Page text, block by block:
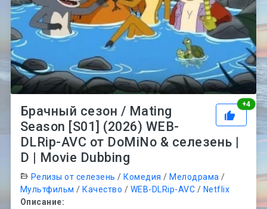
+4
Брачный сезон / Mating
Season [S01] (2026) WEB-
DLRip-AVC от DoMiNo & селезень |
D | Movie Dubbing
Релизы от селезень / Комедия / Мелодрама /
Мультфильм / Качество / WEB-DLRip-AVC / Netflix
Описание: